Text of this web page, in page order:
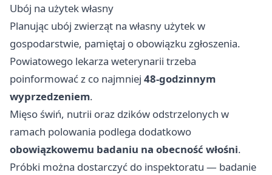
Ubój na użytek własny
Planując ubój zwierząt na własny użytek w
gospodarstwie, pamiętaj o obowiązku zgłoszenia.
Powiatowego lekarza weterynarii trzeba
poinformować z co najmniej 48-godzinnym
wyprzedzeniem.
Mięso świń, nutrii oraz dzików odstrzelonych w
ramach polowania podlega dodatkowo
obowiązkowemu badaniu na obecność włośni.
Próbki można dostarczyć do inspektoratu — badanie